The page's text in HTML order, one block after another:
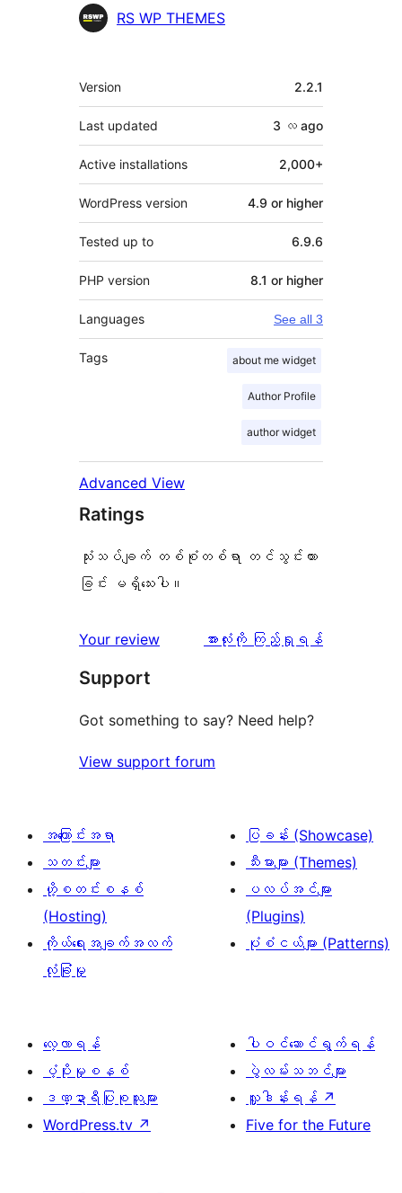
Contributors
RS WP THEMES
Meta
Version 2.2.1
Last updated 3 လ ago
Active installations 2,000+
WordPress version 4.9 or higher
Tested up to 6.9.6
PHP version 8.1 or higher
Languages See all 3
Tags about me widget
Author Profile
author widget
Advanced View
Ratings
သုံးသပ်ချက် တစ်စုံတစ်ရာ တင်သွင်းထား
ခြင်း မရှိသေးပါ။
Your review
သုံးသပ်
အားလုံးကို ကြည့်ရှုရန်
Support
Got something to say? Need help?
View support forum
အကြောင်းအရာ
သတင်းများ
ဟို့စတင်းစနစ်
(Hosting)
ကိုယ်ရေးအချက်အလက်
လုံခြုံမှု
ပြခန်း (Showcase)
သီးမားများ (Themes)
ပလပ်အင်များ
(Plugins)
ပုံစံငယ်များ (Patterns)
လေ့လာရန်
ပံ့ပိုးမှုစနစ်
ဒဏ္ဍာရီပြုစုသူများ
WordPress.tv ↗
ပါဝင်ဆောင်ရွက်ရန်
ပွဲလမ်းသဘင်များ
လှူဒါန်းရန် ↗
Five for the Future